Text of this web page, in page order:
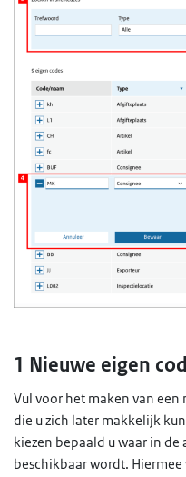
1 Nieuwe eigen
Vul voor het maken van
die u zich later makkelijk
kiezen bepaald u waar in
beschikbaar wordt.